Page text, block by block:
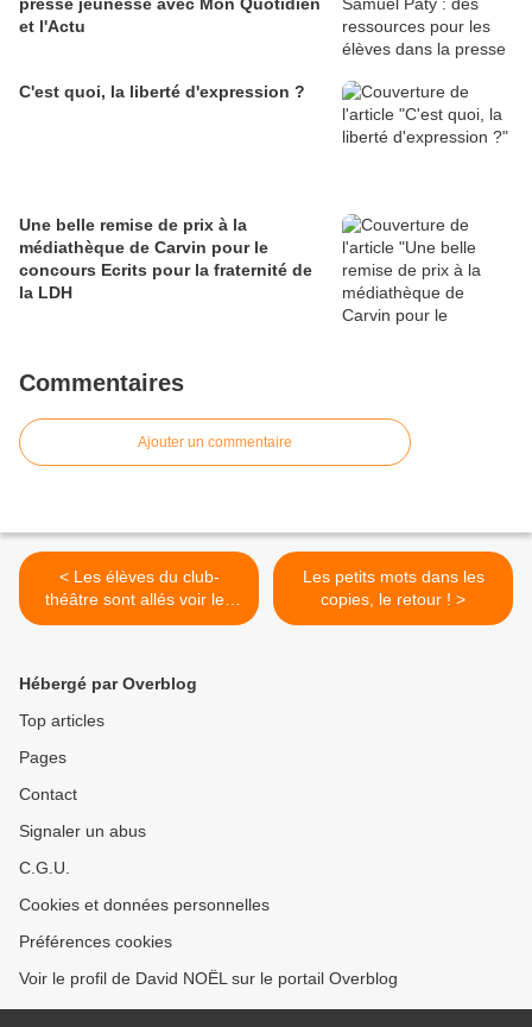
et l'Actu
C'est quoi, la liberté d'expression ?
Une belle remise de prix à la
médiathèque de Carvin pour le
concours Ecrits pour la fraternité de
la LDH
Commentaires
Ajouter un commentaire
< Les élèves du club-
théâtre sont allés voir les
Z'harengueurs à l'Escapade
Les petits mots dans les
copies, le retour ! >
Hébergé par Overblog
Top articles
Pages
Contact
Signaler un abus
C.G.U.
Cookies et données personnelles
Préférences cookies
Voir le profil de David NOËL sur le portail Overblog